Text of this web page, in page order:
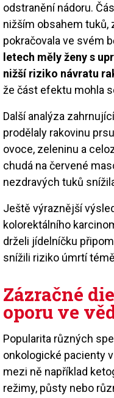
odstranění nádoru.
nižším obsahem tuků,
pokračovala ve svém
letech měly ženy s
nižší riziko návratu
že část efektu mohla
Další analýza
prodělaly rakovinu
ovoce, zeleninu a
chudá na červené
nezdravých tuků
Ještě výraznější
kolorektálního
drželi jídelníčku
snížili riziko úmrtí
Zázračné
oporu ve
Popularita různých
onkologické pacienty
mezi ně například
režimy, půsty nebo